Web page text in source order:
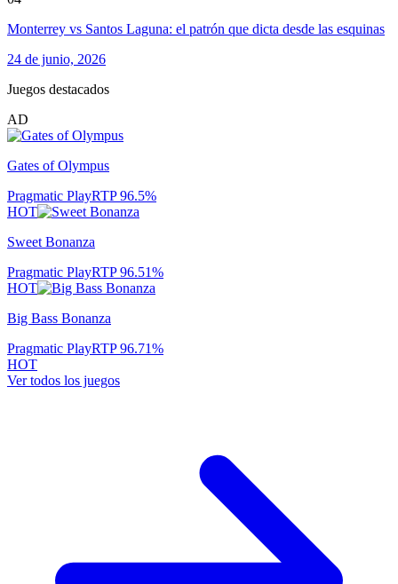
Monterrey vs Santos Laguna: el patrón que dicta desde las esquinas
24 de junio, 2026
Juegos destacados
AD
Gates of Olympus
Pragmatic PlayRTP96.5%
HOT
Sweet Bonanza
Pragmatic PlayRTP96.51%
HOT
Big Bass Bonanza
Pragmatic PlayRTP96.71%
HOT
Ver todos los juegos